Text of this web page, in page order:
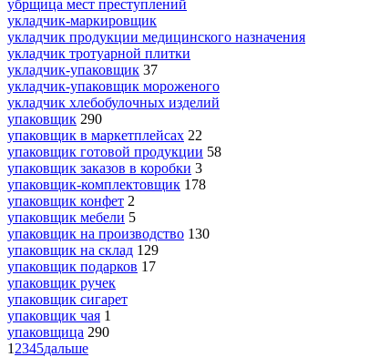
убрщица мест преступлений
укладчик-маркировщик
укладчик продукции медицинского назначения
укладчик тротуарной плитки
укладчик-упаковщик 37
укладчик-упаковщик мороженого
укладчик хлебобулочных изделий
упаковщик 290
упаковщик в маркетплейсах 22
упаковщик готовой продукции 58
упаковщик заказов в коробки 3
упаковщик-комплектовщик 178
упаковщик конфет 2
упаковщик мебели 5
упаковщик на производство 130
упаковщик на склад 129
упаковщик подарков 17
упаковщик ручек
упаковщик сигарет
упаковщик чая 1
упаковщица 290
1 2345дальше